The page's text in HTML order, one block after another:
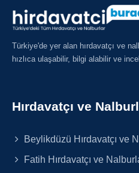
Türkiye'de yer alan hırdavatçı ve
hızlıca ulaşabilir, bilgi alabilir ve
Hırdavatçı ve
Beylikdüzü Hırdavatçı ve
Fatih Hırdavatçı ve